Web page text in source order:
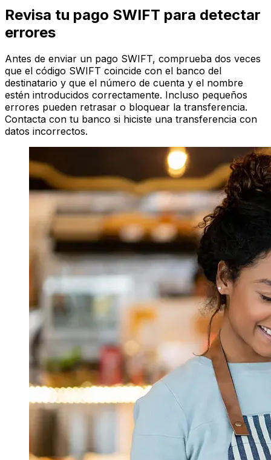
Revisa tu pago SWIFT para detectar
errores
Antes de enviar un pago SWIFT, comprueba dos veces
que el código SWIFT coincide con el banco del
destinatario y que el número de cuenta y el nombre
estén introducidos correctamente. Incluso pequeños
errores pueden retrasar o bloquear la transferencia.
Contacta con tu banco si hiciste una transferencia con
datos incorrectos.